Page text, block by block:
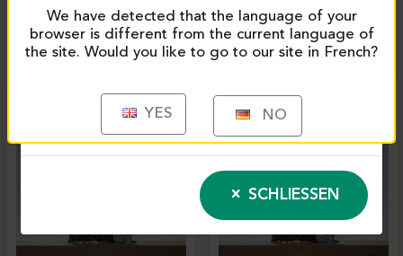
PRODUITS SIMILAIRES
SCHLIESSEN
We have detected that the language of your
browser is different from the current language of
the site. Would you like to go to our site in French?
YES NO